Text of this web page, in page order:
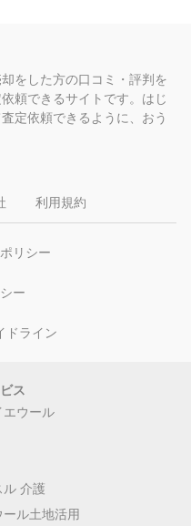
をした方の口コミ・評判を
頼できるサイトです。はじ
定依頼できるように、おう
利用規約
リシー
ー
ドライン
ス
エウール
介護
ル土地活用